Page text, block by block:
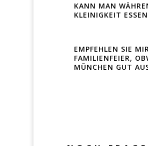
KANN MAN
KLEINIGKEIT
EMPFEHLEN SIE
FAMILIENFEIER,
MÜNCHEN GUT